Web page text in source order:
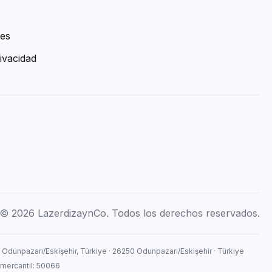
© 2026 LazerdizaynCo. Todos los derechos reservados.
Eskişehir, Türkiye · 26250 Odunpazarı/Eskişehir · Türkiye
50066